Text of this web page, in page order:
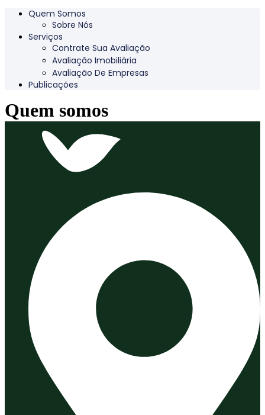
Quem Somos
Sobre Nós
Serviços
Contrate Sua Avaliação
Avaliação Imobiliária
Avaliação De Empresas
Publicações
Quem somos